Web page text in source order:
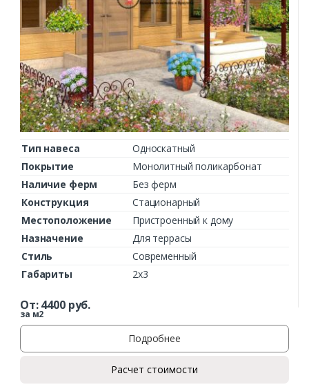
Тип навеса
Односкатный
Покрытие
Монолитный поликарбонат
Наличие ферм
Без ферм
Конструкция
Стационарный
Местоположение
Пристроенный к дому
Назначение
Для террасы
Стиль
Современный
Габариты
2х3
От:4400руб.
за м2
Подробнее
Расчет стоимости